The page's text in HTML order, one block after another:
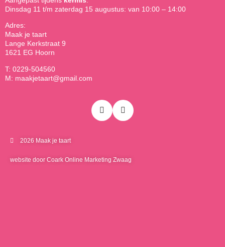
Dinsdag 11 t/m zaterdag 15 augustus: van 10:00 – 14:00
Adres:
Maak je taart
Lange Kerkstraat 9
1621 EG Hoorn
T: 0229-504560
M: maakjetaart@gmail.com
2026 Maak je taart
website door Coark Online Marketing Zwaag